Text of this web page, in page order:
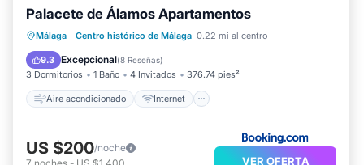
Palacete de Álamos Apartamentos
Málaga · Centro histórico de Málaga 0.22 mi al centro
9.3 Excepcional(8 Reseñas)
3 Dormitorios 1 Baño 4 Invitados 376.74 pies²
Aire acondicionado Internet
Aire acondicionado
Internet
Apto para niños
US $200/noche
7 noches - US $1,400 VER OFERTA